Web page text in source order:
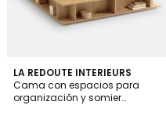
LA REDOUTE INTERIEURS
Cama con espacios para
organización y somier
3,5
/ 5